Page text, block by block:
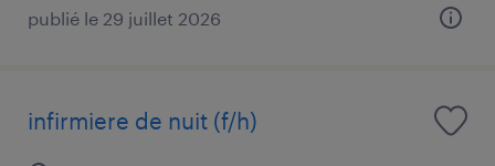
publié le 29 juillet 2026
infirmiere de nuit (f/h)